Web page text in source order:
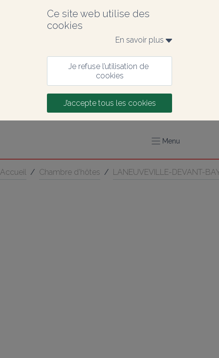
Ce site web utilise des
cookies
En savoir plus
Je refuse l’utilisation de
cookies
J’accepte tous les cookies
Menu
Accueil / Chambre d’hôtes / LANEUVEVILLE-DEVANT-